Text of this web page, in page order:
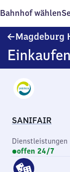
Bahnhof wählen
Magdeburg
SANIFAIR
Dienstleistungen
offen 24/7